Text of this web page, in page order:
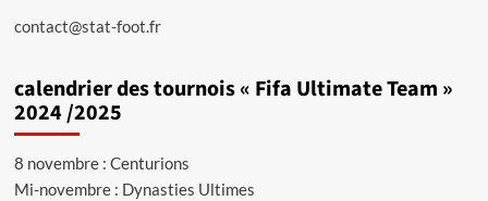
contact@stat-foot.fr
calendrier des tournois « Fifa Ultimate Team »
2024 /2025
8 novembre : Centurions
Mi-novembre : Dynasties Ultimes